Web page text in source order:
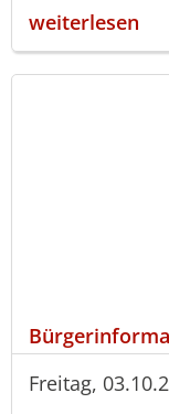
weiterlesen
Freitag,